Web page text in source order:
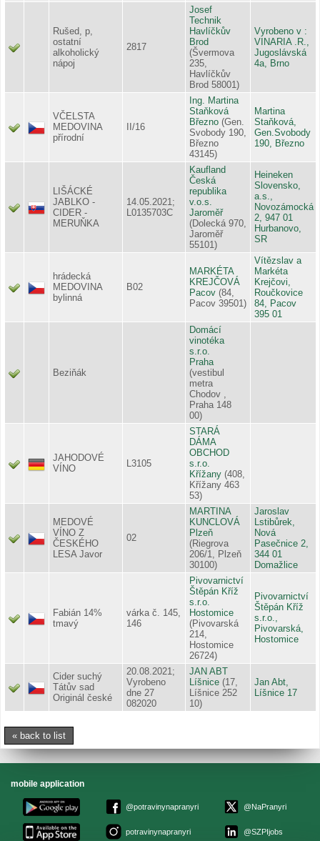
Rušed, p,
ostatní
alkoholický
nápoj
2817
Josef
Technik
Havlíčkův
Brod
(Švermova
235,
Havlíčkův
Brod 58001)
Vyrobeno v :
VINARIA .R.,
Jugoslávská
4a, Brno
VČELSTA
MEDOVINA
přírodní
II/16
Ing. Martina
Staňková
Březno (Gen.
Svobody 190,
Březno
43145)
Martina
Staňková,
Gen.Svobody
190, Březno
LIŠÁCKÉ
JABLKO -
CIDER -
MERUŇKA
14.05.2021;
L0135703C
Kaufland
Česká
republika
v.o.s.
Jaroměř
(Dolecká 970,
Jaroměř
55101)
Heineken
Slovensko,
a.s.,
Novozámocká
2, 947 01
Hurbanovo,
SR
hrádecká
MEDOVINA
bylinná
B02
MARKÉTA
KREJČOVÁ
Pacov (84,
Pacov 39501)
Vítězslav a
Markéta
Krejčovi,
Roučkovice
84, Pacov
395 01
Beziňák
Domácí
vinotéka
s.r.o.
Praha
(vestibul
metra
Chodov ,
Praha 148
00)
JAHODOVÉ
VÍNO
L3105
STARÁ
DÁMA
OBCHOD
s.r.o.
Křížany (408,
Křížany 463
53)
MEDOVÉ
VÍNO Z
ČESKÉHO
LESA Javor
02
MARTINA
KUNCLOVÁ
Plzeň
(Riegrova
206/1, Plzeň
30100)
Jaroslav
Lstibůrek,
Nová
Pasečnice 2,
344 01
Domažlice
Fabián 14%
tmavý
várka č. 145,
146
Pivovarnictví
Štěpán Kříž
s.r.o.
Hostomice
(Pivovarská
214,
Hostomice
26724)
Pivovarnictví
Štěpán Kříž
s.r.o.,
Pivovarská,
Hostomice
Cider suchý
Tátův sad
Originál české
20.08.2021;
Vyrobeno
dne 27
082020
JAN ABT
Líšnice (17,
Líšnice 252
10)
Jan Abt,
Líšnice 17
« back to list
mobile application
@potravinynapranyri
potravinynapranyri
@NaPranyri
@SZPIjobs